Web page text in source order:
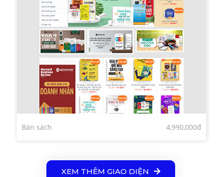
Bán sách 4,990,000đ
XEM THÊM GIAO DIỆN